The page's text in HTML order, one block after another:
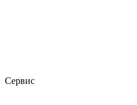
Сервис